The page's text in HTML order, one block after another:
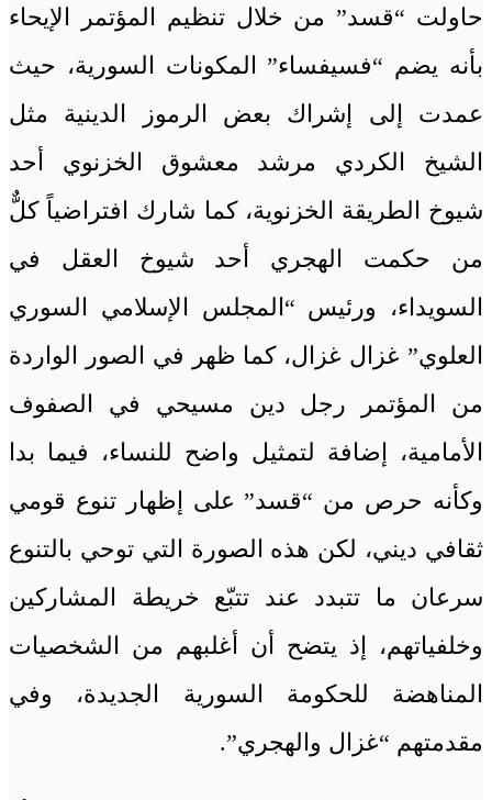
حاولت “قسد” من خلال تنظيم المؤتمر الإيحاء
بأنه يضم “فسيفساء” المكونات السورية، حيث
عمدت إلى إشراك بعض الرموز الدينية مثل
الشيخ الكردي مرشد معشوق الخزنوي أحد
شيوخ الطريقة الخزنوية، كما شارك افتراضياً كلٌّ
من حكمت الهجري أحد شيوخ العقل في
السويداء، ورئيس “المجلس الإسلامي السوري
العلوي” غزال غزال، كما ظهر في الصور الواردة
من المؤتمر رجل دين مسيحي في الصفوف
الأمامية، إضافة لتمثيل واضح للنساء، فيما بدا
وكأنه حرص من “قسد” على إظهار تنوع قومي
ثقافي ديني، لكن هذه الصورة التي توحي بالتنوع
سرعان ما تتبدد عند تتبّع خريطة المشاركين
وخلفياتهم، إذ يتضح أن أغلبهم من الشخصيات
المناهضة للحكومة السورية الجديدة، وفي
مقدمتهم “غزال والهجري”.